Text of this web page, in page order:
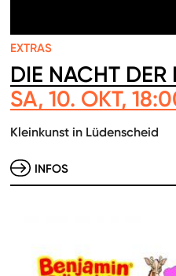
EXTRAS
DIE NACHT DER
SA, 10. OKT,
Kleinkunst in Lüdenscheid
INFOS